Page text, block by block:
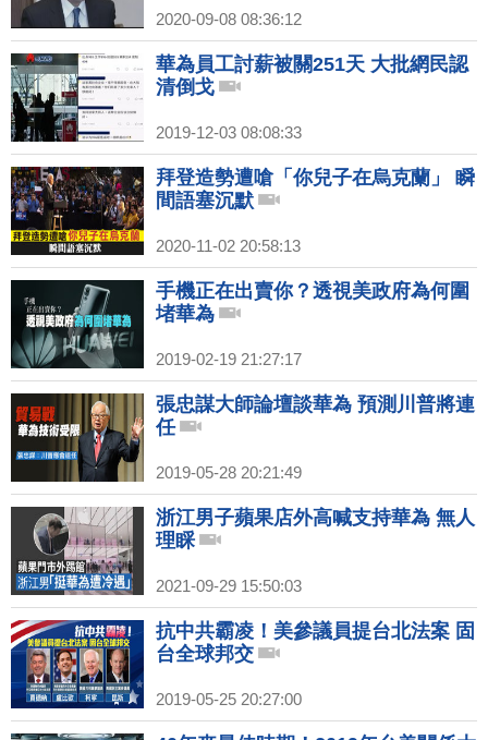
2020-09-08 08:36:12
華為員工討薪被關251天 大批網民認
清倒戈
2019-12-03 08:08:33
拜登造勢遭嗆「你兒子在烏克蘭」 瞬
間語塞沉默
2020-11-02 20:58:13
手機正在出賣你？透視美政府為何圍
堵華為
2019-02-19 21:27:17
張忠謀大師論壇談華為 預測川普將連
任
2019-05-28 20:21:49
浙江男子蘋果店外高喊支持華為 無人
理睬
2021-09-29 15:50:03
抗中共霸凌！美參議員提台北法案 固
台全球邦交
2019-05-25 20:27:00